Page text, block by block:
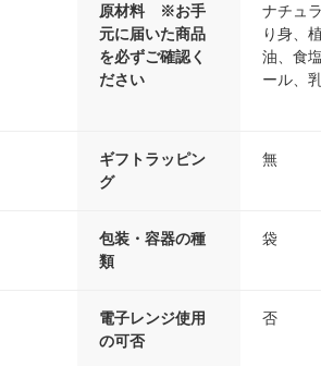
原材料 ※お手
元に届いた商品
を必ずご確認く
ださい
ナチュ
り身、
油、食
ール、
ギフトラッピン
グ
無
包装・容器の種
類
袋
電子レンジ使用
の可否
否